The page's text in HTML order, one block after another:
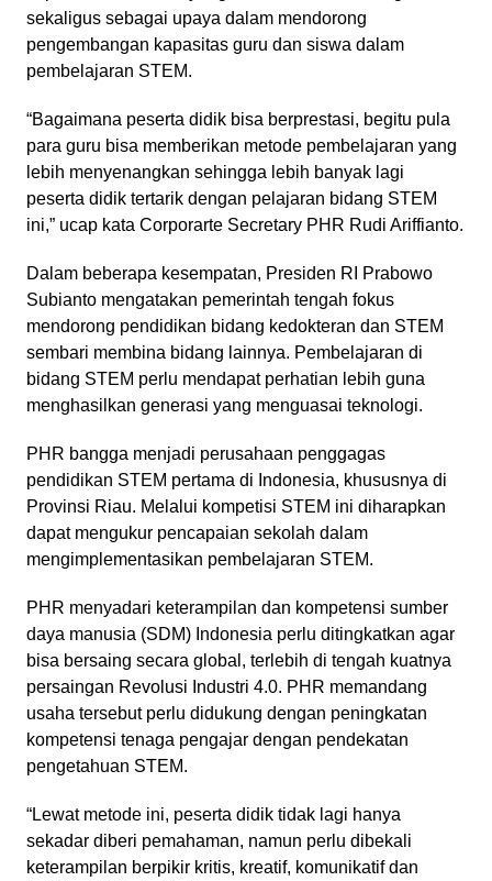
sekaligus sebagai upaya dalam mendorong
pengembangan kapasitas guru dan siswa dalam
pembelajaran STEM.
“Bagaimana peserta didik bisa berprestasi, begitu pula
para guru bisa memberikan metode pembelajaran yang
lebih menyenangkan sehingga lebih banyak lagi
peserta didik tertarik dengan pelajaran bidang STEM
ini,” ucap kata Corporarte Secretary PHR Rudi Ariffianto.
Dalam beberapa kesempatan, Presiden RI Prabowo
Subianto mengatakan pemerintah tengah fokus
mendorong pendidikan bidang kedokteran dan STEM
sembari membina bidang lainnya. Pembelajaran di
bidang STEM perlu mendapat perhatian lebih guna
menghasilkan generasi yang menguasai teknologi.
PHR bangga menjadi perusahaan penggagas
pendidikan STEM pertama di Indonesia, khususnya di
Provinsi Riau. Melalui kompetisi STEM ini diharapkan
dapat mengukur pencapaian sekolah dalam
mengimplementasikan pembelajaran STEM.
PHR menyadari keterampilan dan kompetensi sumber
daya manusia (SDM) Indonesia perlu ditingkatkan agar
bisa bersaing secara global, terlebih di tengah kuatnya
persaingan Revolusi Industri 4.0. PHR memandang
usaha tersebut perlu didukung dengan peningkatan
kompetensi tenaga pengajar dengan pendekatan
pengetahuan STEM.
“Lewat metode ini, peserta didik tidak lagi hanya
sekadar diberi pemahaman, namun perlu dibekali
keterampilan berpikir kritis, kreatif, komunikatif dan